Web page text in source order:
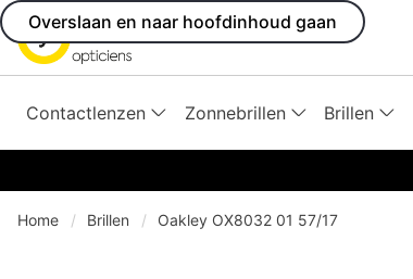
Overslaan en naar hoofdinhoud gaan
Contactlenzen Zonnebrillen Brillen
Home Brillen Oakley OX8032 01 57/17